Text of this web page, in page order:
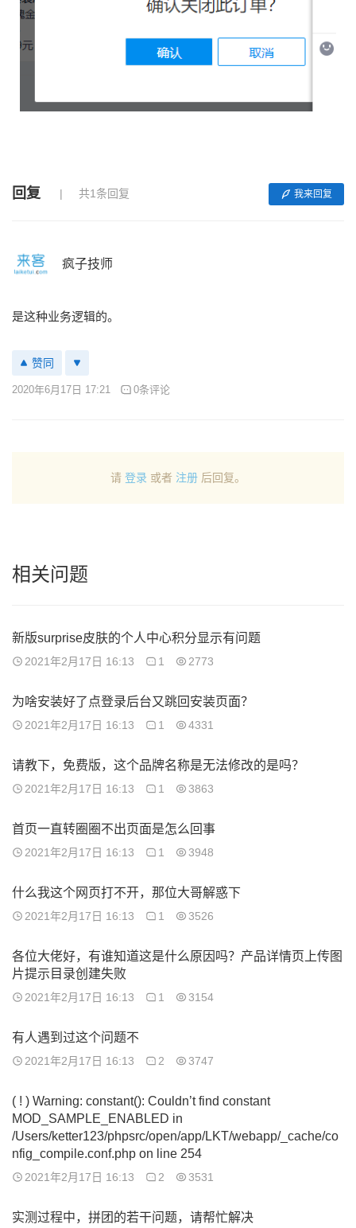
回复 共1条回复 我来回复
疯子技师
是这种业务逻辑的。
赞同
2020年6月17日 17:21 0条评论
请 登录 或者 注册 后回复。
相关问题
新版surprise皮肤的个人中心积分显示有问题
2021年2月17日 16:13 1 2773
为啥安装好了点登录后台又跳回安装页面？
2021年2月17日 16:13 1 4331
请教下，免费版，这个品牌名称是无法修改的是吗？
2021年2月17日 16:13 1 3863
首页一直转圈圈不出页面是怎么回事
2021年2月17日 16:13 1 3948
什么我这个网页打不开，那位大哥解惑下
2021年2月17日 16:13 1 3526
各位大佬好，有谁知道这是什么原因吗？产品详情页上传图
片提示目录创建失败
2021年2月17日 16:13 1 3154
有人遇到过这个问题不
2021年2月17日 16:13 2 3747
( ! ) Warning: constant(): Couldn’t find constant
MOD_SAMPLE_ENABLED in
/Users/ketter123/phpsrc/open/app/LKT/webapp/_cache/co
nfig_compile.conf.php on line 254
2021年2月17日 16:13 2 3531
实测过程中，拼团的若干问题，请帮忙解决